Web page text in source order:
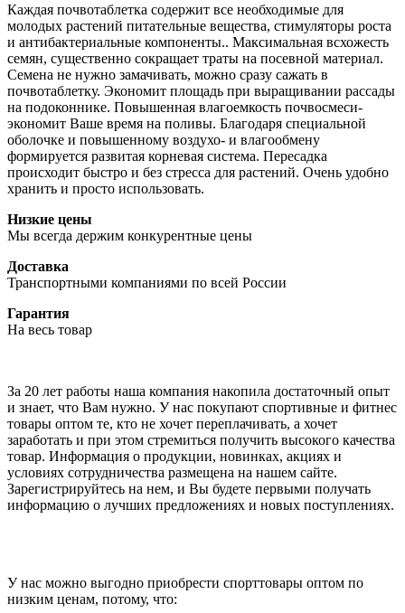
Каждая почвотаблетка содержит все необходимые для
молодых растений питательные вещества, стимуляторы роста
и антибактериальные компоненты.. Максимальная всхожесть
семян, существенно сокращает траты на посевной материал.
Семена не нужно замачивать, можно сразу сажать в
почвотаблетку. Экономит площадь при выращивании рассады
на подоконнике. Повышенная влагоемкость почвосмеси-
экономит Ваше время на поливы. Благодаря специальной
оболочке и повышенному воздухо- и влагообмену
формируется развитая корневая система. Пересадка
происходит быстро и без стресса для растений. Очень удобно
хранить и просто использовать.
Низкие цены
Мы всегда держим конкурентные цены
Доставка
Транспортными компаниями по всей России
Гарантия
На весь товар
За 20 лет работы наша компания накопила достаточный опыт
и знает, что Вам нужно. У нас покупают спортивные и фитнес
товары оптом те, кто не хочет переплачивать, а хочет
заработать и при этом стремиться получить высокого качества
товар. Информация о продукции, новинках, акциях и
условиях сотрудничества размещена на нашем сайте.
Зарегистрируйтесь на нем, и Вы будете первыми получать
информацию о лучших предложениях и новых поступлениях.
У нас можно выгодно приобрести спорттовары оптом по
низким ценам, потому, что: